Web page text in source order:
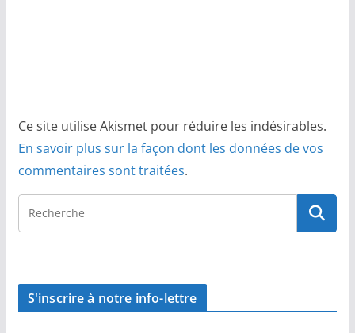
Ce site utilise Akismet pour réduire les indésirables.
En savoir plus sur la façon dont les données de vos
commentaires sont traitées.
S'inscrire à notre info-lettre